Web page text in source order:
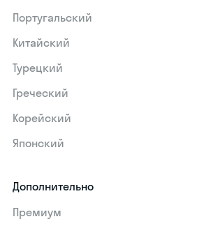
Португальский
Китайский
Турецкий
Греческий
Корейский
Японский
Дополнительно
Премиум